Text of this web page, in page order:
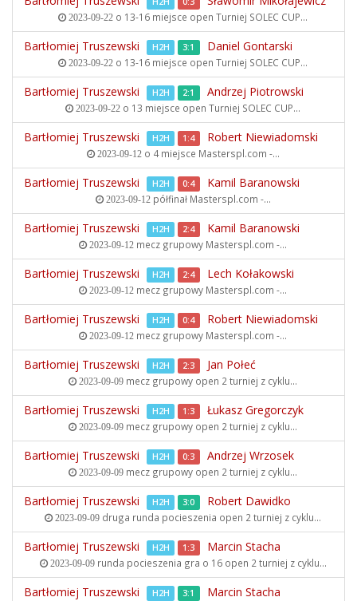
2023-09-22 o 13-16 miejsce open Turniej SOLEC CUP...
Bartłomiej Truszewski H2H 3:1 Daniel Gontarski
2023-09-22 o 13-16 miejsce open Turniej SOLEC CUP...
Bartłomiej Truszewski H2H 2:1 Andrzej Piotrowski
2023-09-22 o 13 miejsce open Turniej SOLEC CUP...
Bartłomiej Truszewski H2H 1:4 Robert Niewiadomski
2023-09-12o 4 miejsce Masterspl.com -...
Bartłomiej Truszewski H2H 0:4 Kamil Baranowski
2023-09-12półfinał Masterspl.com -...
Bartłomiej Truszewski H2H 2:4 Kamil Baranowski
2023-09-12 mecz grupowy Masterspl.com -...
Bartłomiej Truszewski H2H 2:4 Lech Kołakowski
2023-09-12 mecz grupowy Masterspl.com -...
Bartłomiej Truszewski H2H 0:4 Robert Niewiadomski
2023-09-12 mecz grupowy Masterspl.com -...
Bartłomiej Truszewski H2H 2:3 Jan Połeć
2023-09-09 mecz grupowy open 2 turniej z cyklu...
Bartłomiej Truszewski H2H 1:3 Łukasz Gregorczyk
2023-09-09 mecz grupowy open 2 turniej z cyklu...
Bartłomiej Truszewski H2H 0:3 Andrzej Wrzosek
2023-09-09 mecz grupowy open 2 turniej z cyklu...
Bartłomiej Truszewski H2H 3:0 Robert Dawidko
2023-09-09 druga runda pocieszenia open 2 turniej z cyklu...
Bartłomiej Truszewski H2H 1:3 Marcin Stacha
2023-09-09runda pocieszenia gra o 16 open 2 turniej z cyklu...
Bartłomiej Truszewski H2H 3:1 Marcin Stacha